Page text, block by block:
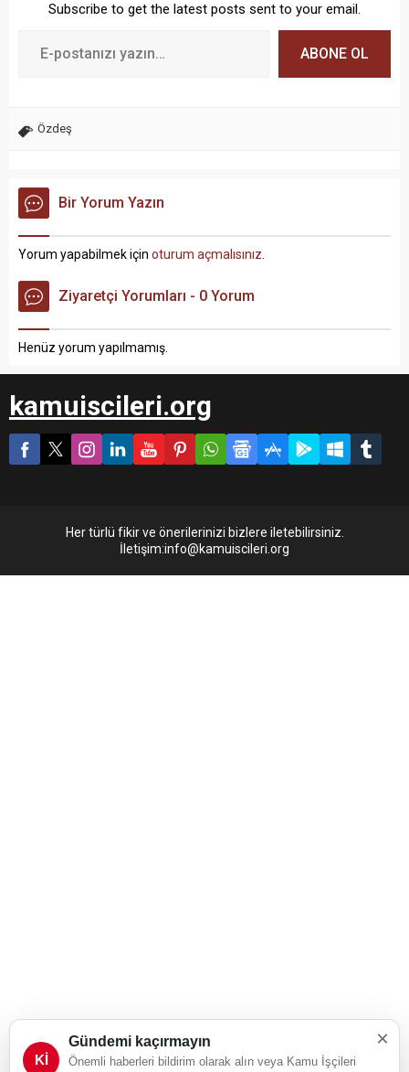
Subscribe to get the latest posts sent to your email.
ABONE OL
Özdeş
Bir Yorum Yazın
Yorum yapabilmek için oturum açmalısınız
Ziyaretçi Yorumları - 0 Yorum
Henüz yorum yapılmamış.
kamuiscileri.org
Her türlü fikir ve önerilerinizi bizlere iletebilirsiniz.
İletişim:info@kamuiscileri.org
×
Kİ
Gündemi kaçırmayın
Önemli haberleri bildirim olarak alın veya Kamu İşçileri